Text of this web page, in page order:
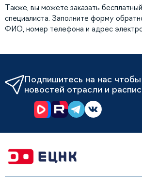
Также, вы можете заказать
специалиста. Заполните форму
ФИО, номер телефона и адрес
Подпишитесь на нас
новостей отрасли и